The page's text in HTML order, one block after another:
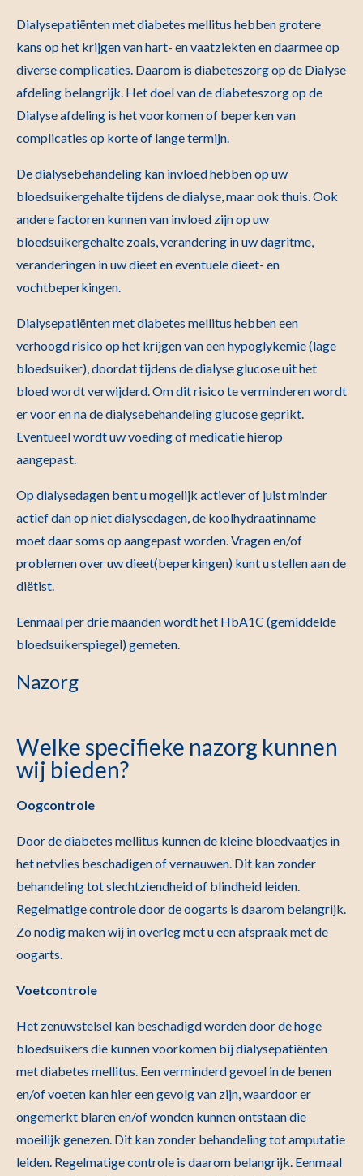
Dialysepatiënten met diabetes mellitus hebben grotere
kans op het krijgen van hart- en vaatziekten en daarmee op
diverse complicaties. Daarom is diabeteszorg op de Dialyse
afdeling belangrijk. Het doel van de diabeteszorg op de
Dialyse afdeling is het voorkomen of beperken van
complicaties op korte of lange termijn.
De dialysebehandeling kan invloed hebben op uw
bloedsuikergehalte tijdens de dialyse, maar ook thuis. Ook
andere factoren kunnen van invloed zijn op uw
bloedsuikergehalte zoals, verandering in uw dagritme,
veranderingen in uw dieet en eventuele dieet- en
vochtbeperkingen.
Dialysepatiënten met diabetes mellitus hebben een
verhoogd risico op het krijgen van een hypoglykemie (lage
bloedsuiker), doordat tijdens de dialyse glucose uit het
bloed wordt verwijderd. Om dit risico te verminderen wordt
er voor en na de dialysebehandeling glucose geprikt.
Eventueel wordt uw voeding of medicatie hierop
aangepast.
Op dialysedagen bent u mogelijk actiever of juist minder
actief dan op niet dialysedagen, de koolhydraatinname
moet daar soms op aangepast worden. Vragen en/of
problemen over uw dieet(beperkingen) kunt u stellen aan de
diëtist.
Eenmaal per drie maanden wordt het HbA1C (gemiddelde
bloedsuikerspiegel) gemeten.
Nazorg
Welke specifieke nazorg kunnen
wij bieden?
Oogcontrole
Door de diabetes mellitus kunnen de kleine bloedvaatjes in
het netvlies beschadigen of vernauwen. Dit kan zonder
behandeling tot slechtziendheid of blindheid leiden.
Regelmatige controle door de oogarts is daarom belangrijk.
Zo nodig maken wij in overleg met u een afspraak met de
oogarts.
Voetcontrole
Het zenuwstelsel kan beschadigd worden door de hoge
bloedsuikers die kunnen voorkomen bij dialysepatiënten
met diabetes mellitus. Een verminderd gevoel in de benen
en/of voeten kan hier een gevolg van zijn, waardoor er
ongemerkt blaren en/of wonden kunnen ontstaan die
moeilijk genezen. Dit kan zonder behandeling tot amputatie
leiden. Regelmatige controle is daarom belangrijk. Eenmaal